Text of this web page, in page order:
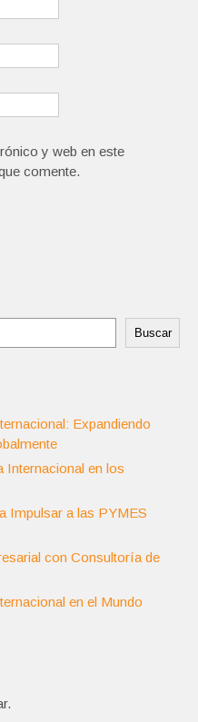
y web en este
comente.
Buscar
Expandiendo
Internacional en los
Impulsar a las PYMES
con Consultoría de
en el Mundo